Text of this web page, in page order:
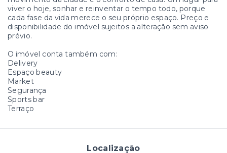
viver o hoje, sonhar e reinventar o tempo todo, porque
cada fase da vida merece o seu próprio espaço. Preço e
disponibilidade do imóvel sujeitos a alteração sem aviso
prévio.
O imóvel conta também com:
Delivery
Espaço beauty
Market
Segurança
Sports bar
Terraço
Localização